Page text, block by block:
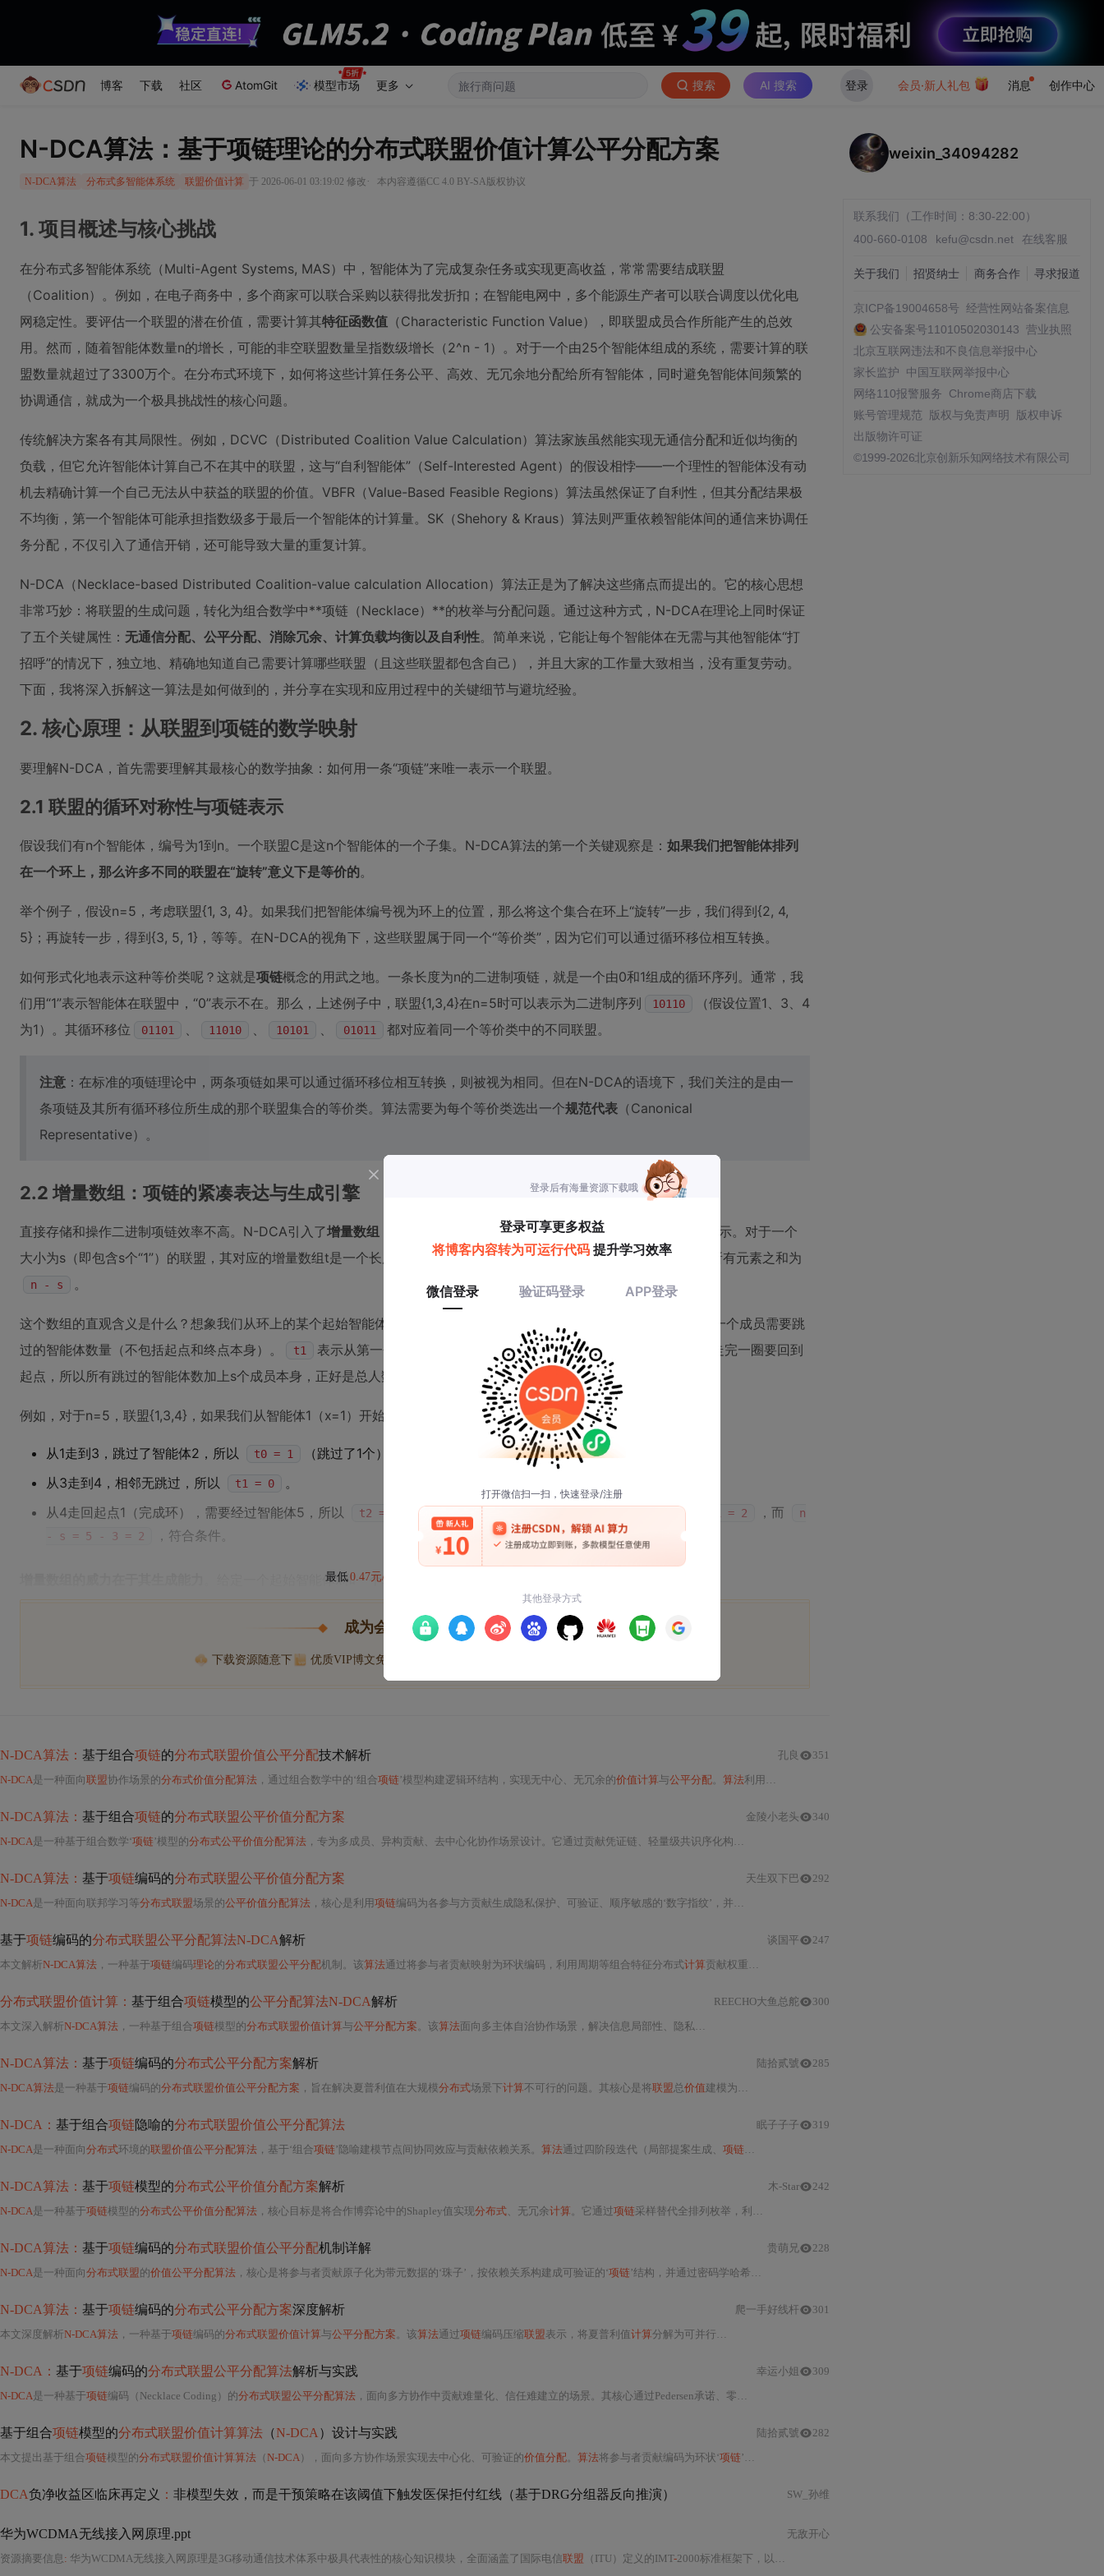
博客 下载 社区 AtomGit 模型市场 更多 搜索 AI 搜索 登录 会员·新人礼包 消息 创作中心
N-DCA算法：基于项链理论的分布式联盟价值计算公平分配方案
N-DCA算法 分布式多智能体系统 联盟价值计算 于 2026-06-01 03:19:02 修改 · 本内容遵循CC 4.0 BY-SA版权协议
1. 项目概述与核心挑战
在分布式多智能体系统（Multi-Agent Systems, MAS）中，智能体为了完成复杂任务或实现更高收益，常常需要结成联盟
（Coalition）。例如，在电子商务中，多个商家可以联合采购以获得批发折扣；在智能电网中，多个能源生产者可以联合调度以优化电
网稳定性。要评估一个联盟的潜在价值，需要计算其特征函数值 （Characteristic Function Value），即联盟成员合作所能产生的总效
用。然而，随着智能体数量n的增长，可能的非空联盟数量呈指数级增长（2^n - 1）。对于一个由25个智能体组成的系统，需要计算的联
盟数量就超过了3300万个。在分布式环境下，如何将这些计算任务公平、高效、无冗余地分配给所有智能体，同时避免智能体间频繁的
协调通信，就成为一个极具挑战性的核心问题。
传统解决方案各有其局限性。例如，DCVC（Distributed Coalition Value Calculation）算法家族虽然能实现无通信分配和近似均衡的
负载，但它允许智能体计算自己不在其中的联盟，这与“自利智能体”（Self-Interested Agent）的假设相悖——一个理性的智能体没有动
机去精确计算一个自己无法从中获益的联盟的价值。VBFR（Value-Based Feasible Regions）算法虽然保证了自利性，但其分配结果极
不均衡，第一个智能体可能承担指数级多于最后一个智能体的计算量。SK（Shehory & Kraus）算法则严重依赖智能体间的通信来协调任
务分配，不仅引入了通信开销，还可能导致大量的重复计算。
N-DCA（Necklace-based Distributed Coalition-value calculation Allocation）算法正是为了解决这些痛点而提出的。它的核心思想
非常巧妙：将联盟的生成问题，转化为组合数学中**项链（Necklace）**的枚举与分配问题。通过这种方式，N-DCA在理论上同时保证
了五个关键属性： 无通信分配、公平分配、消除冗余、计算负载均衡以及自利性。简单来说，它能让每个智能体在无需与其他智能体“打
招呼”的情况下，独立地、精确地知道自己需要计算哪些联盟（且这些联盟都包含自己），并且大家的工作量大致相当，没有重复劳动。
下面，我将深入拆解这一算法是如何做到的，并分享在实现和应用过程中的关键细节与避坑经验。
2. 核心原理：从联盟到项链的数学映射
要理解N-DCA，首先需要理解其最核心的数学抽象：如何用一条“项链”来唯一表示一个联盟。
2.1 联盟的循环对称性与项链表示
假设我们有n个智能体，编号为1到n。一个联盟C是这n个智能体的一个子集。N-DCA算法的第一个关键观察是： 如果我们把智能体排列
在一个环上，那么许多不同的联盟在“旋转”意义下是等价的。
举个例子，假设n=5，考虑联盟{1, 3, 4}。如果我们把智能体编号视为环上的位置，那么将这个集合在环上“旋转”一步，我们得到{2, 4,
5}；再旋转一步，得到{3, 5, 1}，等等。在N-DCA的视角下，这些联盟属于同一个“等价类”，因为它们可以通过循环移位相互转换。
如何形式化地表示这种等价类呢？这就是项链概念的用武之地。一条长度为n的二进制项链，就是一个由0和1组成的循环序列。通常，我
们用“1”表示智能体在联盟中，“0”表示不在。那么，上述例子中，联盟{1,3,4}在n=5时可以表示为二进制序列
10110
（假设位置1、3、4
为1）。其循环移位
01101 、 11010 、 10101 、 01011 都对应着同一个等价类中的不同联盟。
注意 ：在标准的项链理论中，两条项链如果可以通过循环移位相互转换，则被视为相同。但在N-DCA的语境下，我们关注的是由一
条项链及其所有循环移位所生成的那个联盟集合的等价类。算法需要为每个等价类选出一个规范代表 （Canonical
Representative）。
2.2 增量数组：项链的紧凑表达与生成引擎
直接存储和操作二进制项链效率不高。N-DCA引入了增量数组（Increment Array, IA）作为项链的一种更高效的中间表示。对于一个
大小为s（即包含s个“1”）的联盟，其对应的增量数组t是一个长度为s的非负整数序列
⟨t0, t1, ..., t(s-1)⟩ ，满足所有元素之和为
n - s 。
这个数组的直观含义是什么？想象我们从环上的某个起始智能体x开始，按顺时针方向行走。
表示从x走到联盟中下一个成员需要跳
过的智能体数量（不包括起点和终点本身）。
t1
表示从第一个成员走到第二个成员需要跳过的数量，以此类推。因为走完一圈要回到
起点，所以所有跳过的智能体数加上s个成员本身，正好是总人数n，因此有
Σt_i = n - s 。
例如，对于n=5，联盟{1,3,4}，如果我们从智能体1（x=1）开始，那么：
从1走到3，跳过了智能体2，所以 t0 = 1
（跳过了1个）。
从3走到4，相邻无跳过，所以
t1 = 0
。
从4走回起点1（完成环），需要经过智能体5，所以
t2 = 1 （跳过了智能体5）。 检查： t0 + t1 + t2 = 1+0+1 = 2 ，而
n
- s = 5 - 3 = 2
，符合条件。
。给定一个起始智能体x和一个增量数
最低0.47元/天
成为会员后, 你将解锁
下载资源随意下 优质VIP博文免费学
N-DCA算法： 基于组合项链的分布式联盟价值公平分配技术解析
N-DCA是一种面向联盟协作场景的分布式价值分配算法 ，通过组合数学中的‘组合项链 ’模型构建逻辑环结构，实现无中心、无冗余的价值计算与公平分配。 算法利用环状消息传递与状态聚合机制，在O(
孔良 351
N-DCA算法： 基于组合项链的分布式联盟公平价值分配方案
N-DCA是一种基于组合数学‘项链 ’模型的分布式公平价值分配算法 ，专为多成员、异构贡献、去中心化协作场景设计。它通过贡献凭证链、轻量级共识序化构建无冗余全局
金陵小老头 340
N-DCA算法： 基于项链编码的分布式联盟公平价值分配方案
N-DCA是一种面向联邦学习等分布式联盟场景的公平价值分配算法 ，核心是利用项链编码为各参与方贡献生成隐私保护、可验证、顺序敏感的‘数字指纹’，并基于此
天生双下巴 292
基于项链编码的分布式联盟公平分配算法N-DCA解析
本文解析N-DCA算法 ，一种基于项链编码理论的分布式联盟公平分配机制。该算法通过将参与者贡献映射为环状编码，利用周期等组合特征分布式计算贡献权重，在保护隐私前提下逼近Shapley值
谈国平 247
分布式联盟价值计算： 基于组合项链模型的公平分配算法N-DCA解析
本文深入解析N-DCA算法 ，一种基于组合项链模型的分布式联盟价值计算与公平分配方案。该算法面向多主体自治协作场景，解决信息局部性、隐私保护、通信开销与
REECHO大鱼总舵 300
N-DCA算法： 基于项链编码的分布式公平分配方案解析
N-DCA算法是一种基于项链编码的分布式联盟价值公平分配方案 ，旨在解决夏普利值在大规模分布式场景下计算不可行的问题。其核心是将联盟总价值建模为环状‘
陆拾贰號 285
N-DCA： 基于组合项链隐喻的分布式联盟价值公平分配算法
N-DCA是一种面向分布式环境的联盟价值公平分配算法 ，基于‘组合项链 ’隐喻建模节点间协同效应与贡献依赖关系。 算法通过四阶段迭代（局部提案生成、 项链 式传播聚合、
眠子子子 319
N-DCA算法： 基于项链模型的分布式公平价值分配方案解析
N-DCA是一种基于项链模型的分布式公平价值分配算法 ，核心目标是将合作博弈论中的Shapley值实现分布式、无冗余计算。它通过项链采样替代全排列枚举，利用旋转等价性降低
木-Star 242
N-DCA算法： 基于项链编码的分布式联盟价值公平分配机制详解
N-DCA是一种面向分布式联盟的价值公平分配算法 ，核心是将参与者贡献原子化为带元数据的‘珠子’，按依赖关系构建成可验证的‘项链 ’结构，并通过密码学哈希链与数字签名保障不可篡改与不可抵赖。其
贵萌兄 228
N-DCA算法： 基于项链编码的分布式公平分配方案深度解析
本文深度解析N-DCA算法 ，一种基于项链编码的分布式联盟价值计算与公平分配方案。该算法通过项链编码压缩联盟表示，将夏普利值计算分解为可并行的Map-Reduce三阶段流程（任务映射、
爬一手好线杆 301
N-DCA： 基于项链编码的分布式联盟公平分配算法解析与实践
N-DCA是一种基于项链编码（Necklace Coding）的分布式联盟公平分配算法 ，面向多方协作中贡献难量化、信任难建立的场景。其核心通过Pedersen承诺、零知识证明（如Groth16/Plonk）与
幸运小姐 309
基于组合项链模型的分布式联盟价值计算算法 （N-DCA ）设计与实践
本文提出基于组合项链模型的分布式联盟价值计算算法 （N-DCA），面向多方协作场景实现去中心化、可验证的价值分配。 算法将参与者贡献编码为环状‘项链 ’序列，通过稀有度、复杂度与相关性三维度量化
陆拾贰號 282
DCA负净收益区临床再定义 ： 非模型失效，而是干预策略在该阈值下触发医保拒付红线（基于DRG分组器反向推演） SW_孙维
华为WCDMA无线接入网原理.ppt
资源摘要信息: 华为WCDMA无线接入网原理是3G移动通信技术体系中极具代表性的核心知识模块，全面涵盖了国际电信联盟 （ITU）定义的IMT-2000标准框架下，以宽带码分多址（Wideband Code Division Multiple Access, WCDMA）为关键技术的第三代移动通信系统架构、物理层设计、协议栈结构、无线资源管理机制及端到端信令交互逻辑。该PPT文档由华为技术有限公司编制，属内部公开技术资料，内容系统性强、工程实践导向明确，深度融合了3GPP Release 99/4/5等关键版本规范，并紧密结合中国三大运营商（中国电信、中国联通、中国移动）在2009年前后获得的3G频谱
无敌开心
weixin_34094282
联系我们（工作时间：8:30-22:00）
400-660-0108
kefu@csdn.net 在线客服
关于我们 招贤纳士 商务合作 寻求报道
京ICP备19004658号 经营性网站备案信息
公安备案号11010502030143 营业执照
北京互联网违法和不良信息举报中心
家长监护
中国互联网举报中心
网络110报警服务
Chrome商店下载
账号管理规范
版权与免责声明
版权申诉
出版物许可证
©1999-2026北京创新乐知网络技术有限公司